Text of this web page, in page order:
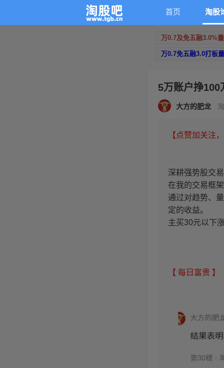
首页 淘股
万0.7及免五融3.0%
万0.7免五融3.0打板
5万账户挣100
大方的肥龙
【点赞加关注
深耕强势股交
在我的交易框
通过对趋势、
定的收益。
主买30元以下
【 每日富贵 】